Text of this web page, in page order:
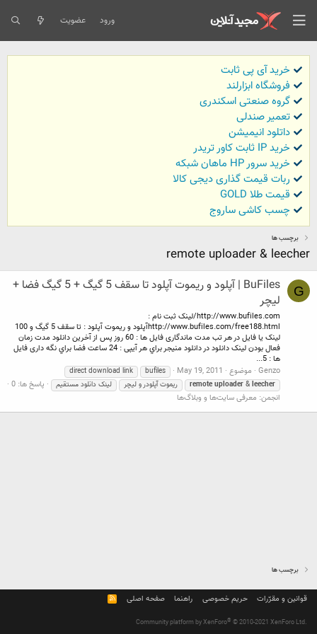
ورود عضویت
خرید آی پی ثابت
فروشگاه ابزارلند
گروه صنعتی اسکندری
تعمیر صندلی
داتلود انیمیشن
خرید IP ثابت کاور تریدر
خرید سرور HP ماهان شبکه
ربات قیمت گذاری دیجی کالا
قیمت طلا GOLD
چسب کاشی ساروج
برچسب ها
remote uploader & leecher
G
BuFiles | آپلود و ريموت آپلود تا سقف 5 گيگ + 5 گيگ فضا +
ليچر
http://www.bufiles.com/لينک ثبت نام :
http://www.bufiles.com/free188.htmlآپلود و ريموت آپلود : تا سقف 5 گيگ و 100
لينک يا فايل در هر تب مدت ماندگاری فايل ها : 60 روز پس از آخرين دانلود مدت زمان
فعال بودن لينک دانلود در دانلود منيجر براي هر آيپی : 24 ساعت فضا براي نگه داری فايل
ها : 5...
Genzo موضوع May 19, 2011
bufiles
direct download link
remote uploader & leecher ریموت آپلودر و لیچر لینک دانلود مستقیم
پاسخ ها: 0
انجمن: معرفی سایت‌ها و وبلاگ‌ها
برچسب ها
قوانین و مقرّرات حریم خصوصی راهنما صفحه اصلی
R
S
Community platform by XenForo® © 2010-2021 XenForo Ltd.